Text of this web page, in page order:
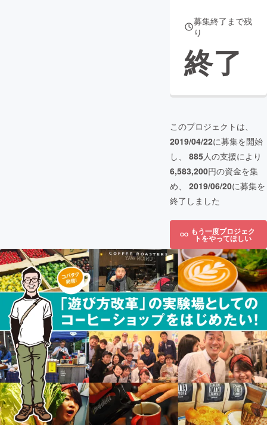
募集終了まで残
り
終了
このプロジェクトは、
2019/04/22に募集を開始
し、 885人の支援により
6,583,200円の資金を集
め、 2019/06/20に募集を
終了しました
もう一度プロジェク
トをやってほしい